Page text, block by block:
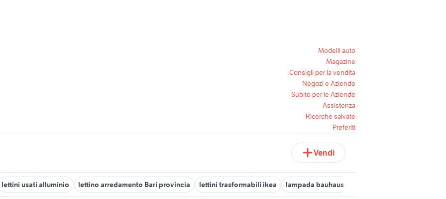
Modelli auto
Magazine
Consigli per la vendita
Negozi e Aziende
Subito per le Aziende
Assistenza
Ricerche salvate
Preferiti
Vendi
lettini usati alluminio lettino arredamento Bari provincia lettini trasformabili ikea lampada bauhaus